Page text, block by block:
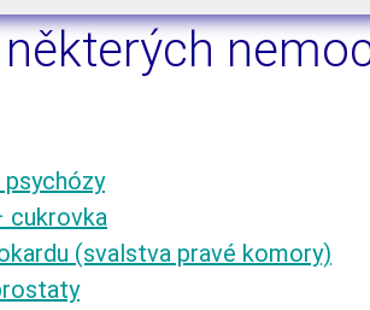
cukrovka
(svalstva pravé komory)